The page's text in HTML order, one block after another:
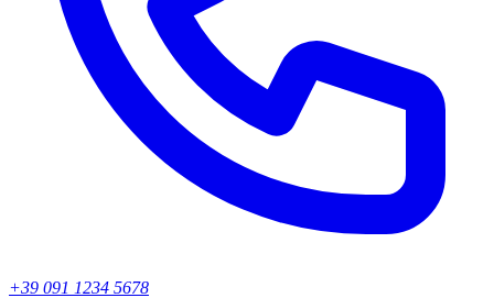
+39 091 1234 5678